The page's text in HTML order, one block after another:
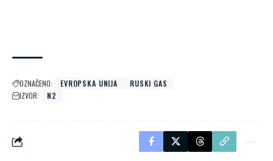
OZNAČENO: EVROPSKA UNIJA
RUSKI GAS
IZVOR:
N2